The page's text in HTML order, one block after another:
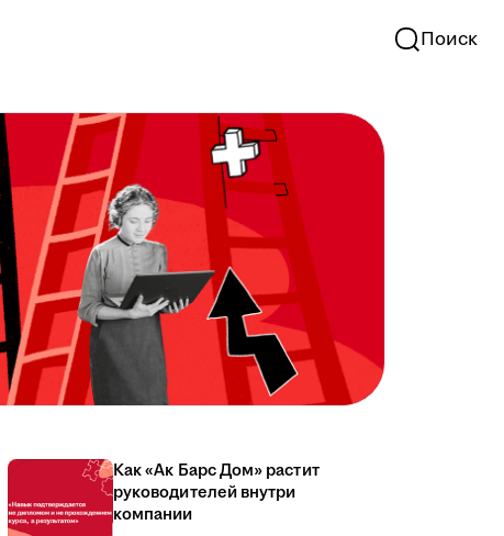
Поиск
Как «Ак Барс Дом» растит
руководителей внутри
компании